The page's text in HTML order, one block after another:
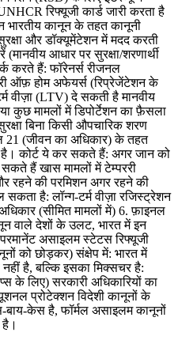
रिफ्यूजी कार्ड जारी करता है
भारतीय कानून के तहत कानूनी
और डॉक्यूमेंटेशन में मदद करती
आधार पर सुरक्षा/शरणार्थी
करते हैं: फॉरेनर्स रीजनल
ऑफ़ होम अफेयर्स (रिप्रेजेंटेशन के
वीज़ा (LTV) दे सकती है मानवीय
कुछ मामलों में डिपोर्टेशन का फ़ैसला
बिना किसी औपचारिक शरण
21 (जीवन का अधिकार) के तहत
है। कोर्ट ये कर सकते हैं: अगर जान को
सकते हैं खास मामलों में टेम्पररी
रहने की परमिशन अगर रहने की
सकता है: लॉन्ग-टर्म वीज़ा रजिस्ट्रेशन
(सीमित मामलों में) 6. फ़ाइनल
वाले देशों के उलट, भारत में इन
असाइलम स्टेटस रिफ्यूजी
को छोड़कर) संक्षेप में: भारत में
है, बल्कि इसका मिक्सचर है:
के लिए) सरकारी अधिकारियों का
प्रोटेक्शन विदेशी कानूनों के
केस है, फॉर्मल असाइलम कानूनों